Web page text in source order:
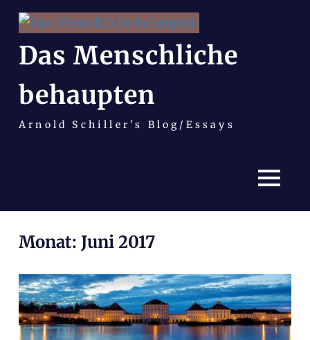
Inhalt
Das Menschliche
behaupten
Arnold Schiller's Blog/Essays
MENÜ
Monat: Juni 2017